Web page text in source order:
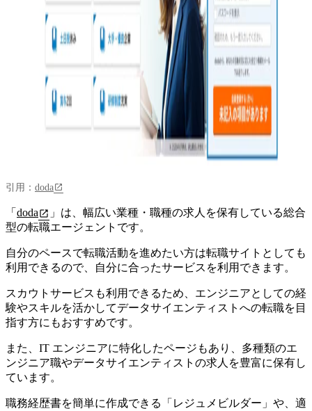
引用： doda
「 doda 」は、 幅広い業種・職種の求人を保有している総合
型の転職エージェント です。
自分のペースで転職活動を進めたい方は転職サイトとしても
利用できるので、自分に合ったサービスを利用できます。
スカウトサービスも利用できるため、エンジニアとしての経
験やスキルを活かしてデータサイエンティストへの転職を目
指す方にもおすすめです。
また、 IT エンジニアに特化したページもあり、多種類のエ
ンジニア職やデータサイエンティストの求人を豊富に保有し
ています。
職務経歴書を簡単に作成できる「レジュメビルダー」や、適